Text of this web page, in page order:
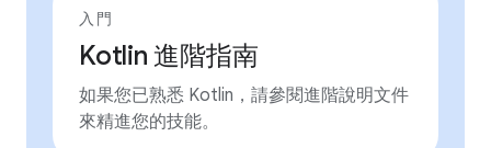
入門
Kotlin 進階指南
如果您已熟悉 Kotlin，請參閱進階說明文件
來精進您的技能。